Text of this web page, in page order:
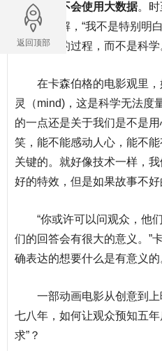
表示坚决不会使用大数据。时
此难以理解，“我不是特别明
一个创意的过程，而不是科学
在卡森伯格的电影观里
灵（mind)，这是科学无法度
的一点还是关于我们是不是
笑，能不能感动人心，能不
关键的。就好像技术一样，
好的特效，但是如果故事不
“你或许可以问观众，他
们的回答会有很大的意义。”
确表达的想要什么是有意义的
一部动画电影从创意到
七八年，如何让观众预知五
求”？
返回顶部